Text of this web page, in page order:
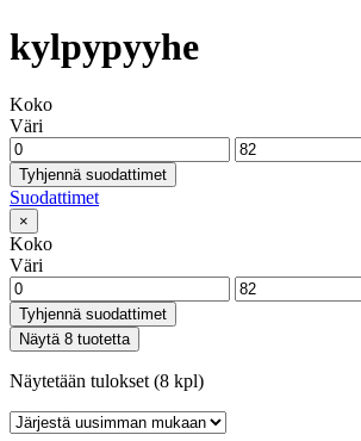
kylpypyyhe
Koko
Väri
Tyhjennä suodattimet
Suodattimet
×
Koko
Väri
Tyhjennä suodattimet
Näytä 8 tuotetta
Näytetään tulokset (8 kpl)